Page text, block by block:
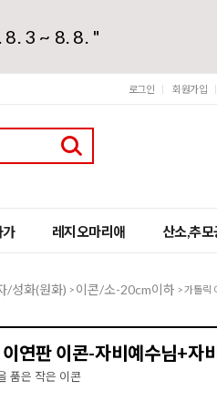
8. 3 ~ 8. 8. "
로그인 회원가입
가 레지오마리애 산소,추
/성화(원화) > 이콘/소-20cm이하 > 가톨릭
연판 이콘-자비예수님+자
품은 작은 이콘